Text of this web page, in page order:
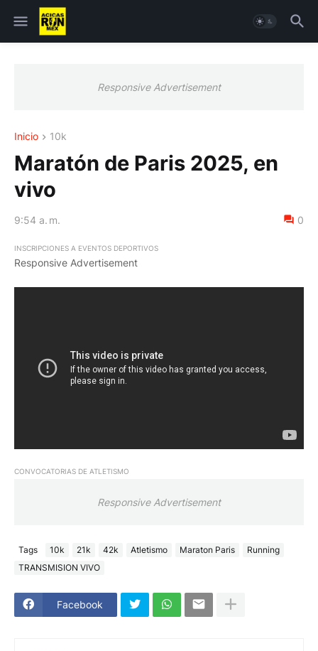
Responsive Advertisement
Inicio 10k
Maratón de Paris 2025, en
vivo
9:54 a. m. 0
INSCRIPCIONES A EVENTOS DEPORTIVOS
Responsive Advertisement
CONVOCATORIAS DE ATLETISMO
Responsive Advertisement
Tags 10k 21k 42k Atletismo Maraton Paris
Running
TRANSMISION VIVO
Facebook